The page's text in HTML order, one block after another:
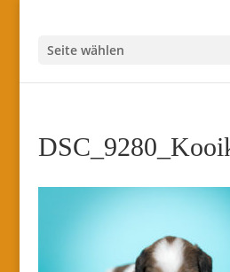
Seite wählen